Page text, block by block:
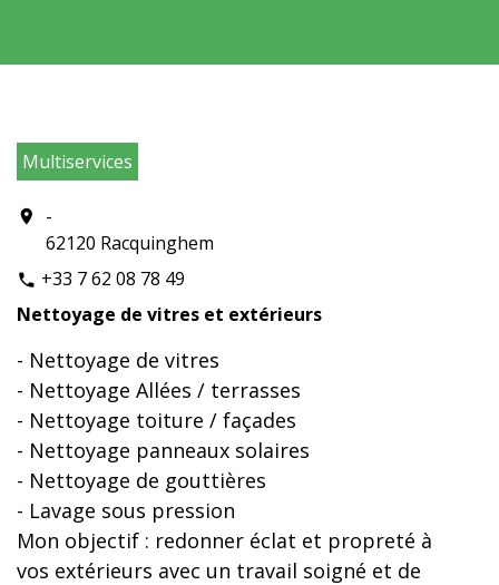
Multiservices
location_on
-
62120 Racquinghem
phone +33 7 62 08 78 49
Nettoyage de vitres et extérieurs
- Nettoyage de vitres
- Nettoyage Allées / terrasses
- Nettoyage toiture / façades
- Nettoyage panneaux solaires
- Nettoyage de gouttières
- Lavage sous pression
Mon objectif : redonner éclat et propreté à
vos extérieurs avec un travail soigné et de